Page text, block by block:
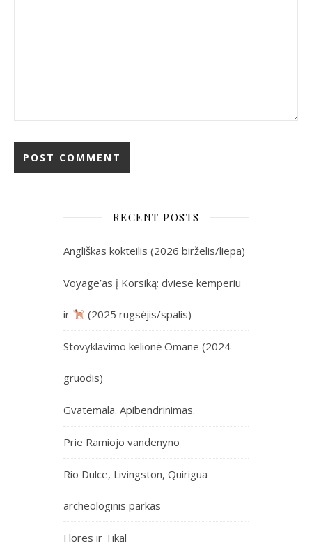
RECENT POSTS
Angliškas kokteilis (2026 birželis/liepa)
Voyage’as į Korsiką: dviese kemperiu
ir (2025 rugsėjis/spalis)
Stovyklavimo kelionė Omane (2024
gruodis)
Gvatemala. Apibendrinimas.
Prie Ramiojo vandenyno
Rio Dulce, Livingston, Quirigua
archeologinis parkas
Flores ir Tikal